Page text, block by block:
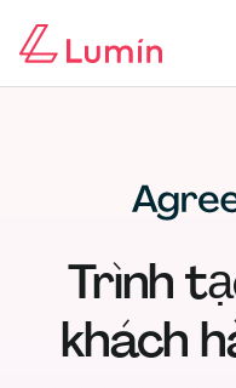
Trình
khách